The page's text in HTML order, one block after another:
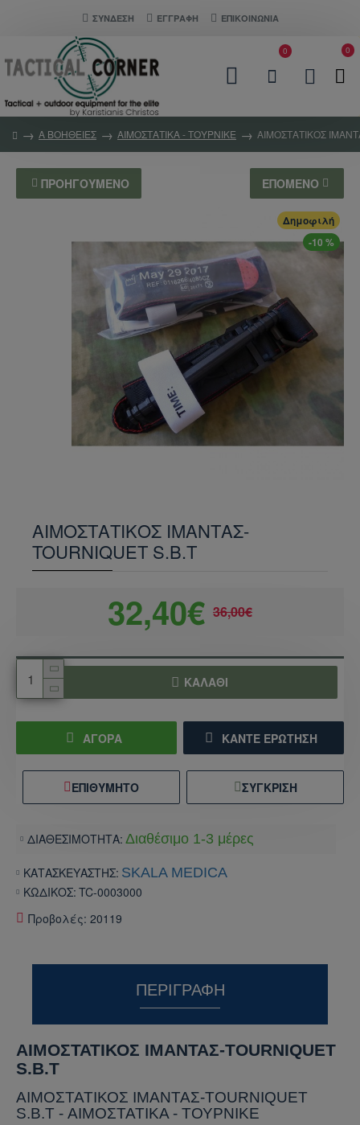
ΣΎΝΔΕΣΗ ΕΓΓΡΑΦΗ ΕΠΙΚΟΙΝΩΝΊΑ
0 0
Α ΒΟΗΘΕΙΕΣ ΑΙΜΟΣΤΑΤΙΚΑ - ΤΟΥΡΝΙΚΕ ΑΙΜΟΣΤΑΤΙΚΟΣ
ΠΡΟΗΓΟΎΜΕΝΟ ΕΠΌΜΕΝΟ
Δημοφιλή
-10 %
ΑΙΜΟΣΤΑΤΙΚΟΣ ΙΜΑΝΤΑΣ-
TOURNIQUET S.B.T
ΔΙΑΘΕΣΙΜΟΤΗΤΑ: Διαθέσιμο 1-3 μέρες
ΚΑΤΑΣΚΕΥΑΣΤΗΣ: SKALA MEDICA
ΚΩΔΙΚΟΣ: TC-0003000
Προβολές: 20119
32,40€ 36,00€
ΚΑΛΆΘΙ
ΑΓΟΡΑ ΚΆΝΤΕ ΕΡΏΤΗΣΗ
ΕΠΙΘΥΜΗΤΌ ΣΎΓΚΡΙΣΗ
ΠΕΡΙΓΡΑΦΉ
ΑΙΜΟΣΤΑΤΙΚΟΣ ΙΜΑΝΤΑΣ-TOURNIQUET
S.B.T
ΑΙΜΟΣΤΑΤΙΚΟΣ ΙΜΑΝΤΑΣ-TOURNIQUET
S.B.T - ΑΙΜΟΣΤΑΤΙΚΑ - ΤΟΥΡΝΙΚΕ